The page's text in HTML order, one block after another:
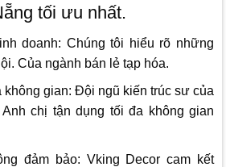
tối ưu nhất.
doanh: Chúng tôi hiểu rõ những
Của ngành bán lẻ tạp hóa.
không gian: Đội ngũ kiến trúc sư của
chị tận dụng tối đa không gian
đảm bảo: Vking Decor cam kết